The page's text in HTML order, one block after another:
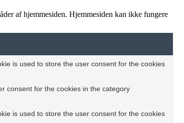
af hjemmesiden. Hjemmesiden kan ikke fungere
is used to store the user consent for the cookies
consent for the cookies in the category
is used to store the user consent for the cookies